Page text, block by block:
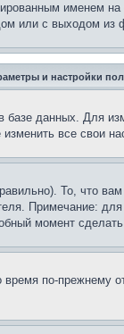
именем
или с выходом
и настройки
данных. Для
все свои
То, что
Примечание:
момент
время по-прежнему